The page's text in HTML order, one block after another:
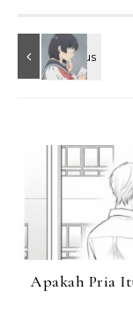
Apakah Pria